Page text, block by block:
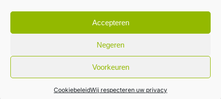
Accepteren
Negeren
Voorkeuren
CookiebeleidWij respecteren uw privacy
Blijft op de hoogte
Rechtstreeks van het veld naar je inbox.
Inschrijven nieuwsbrief
Algemene voorwaarden|Privacybeleid| gemaakt met door
creativitijd